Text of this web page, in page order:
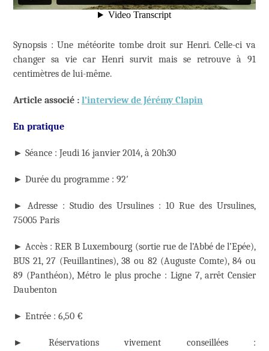
Synopsis : Une météorite tombe droit sur Henri. Celle-ci va
changer sa vie car Henri survit mais se retrouve à 91
centimètres de lui-même.
Article associé : l’interview de Jérémy Clapin
En pratique
► Séance : Jeudi 16 janvier 2014, à 20h30
► Durée du programme : 92′
► Adresse : Studio des Ursulines : 10 Rue des Ursulines,
75005 Paris
► Accès : RER B Luxembourg (sortie rue de l’Abbé de l’Epée),
BUS 21, 27 (Feuillantines), 38 ou 82 (Auguste Comte), 84 ou
89 (Panthéon), Métro le plus proche : Ligne 7, arrêt Censier
Daubenton
► Entrée : 6,50 €
► Réservations vivement conseillées :